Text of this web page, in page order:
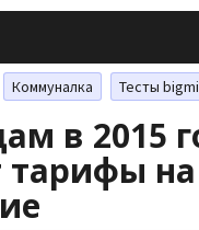
Коммуналка Тесты
в 2015
тарифы на